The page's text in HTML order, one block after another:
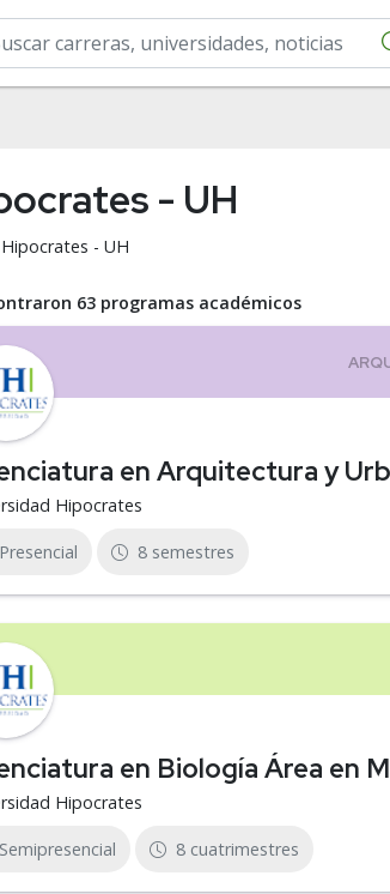
- UH
- UH
63 programas académicos
en Arquitectura y
Hipocrates
Presencial 8 semestres
en Biología Área en
Hipocrates
Semipresencial 8 cuatrimestres